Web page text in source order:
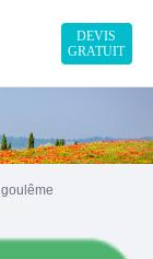
DEVIS
GRATUIT